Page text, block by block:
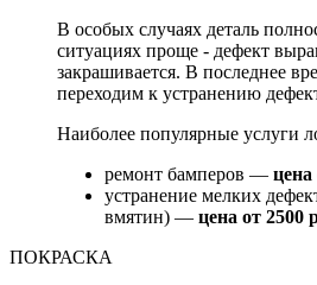
В особых случаях деталь
ситуациях проще - дефект
закрашивается. В последнее
переходим к устранению
Наиболее популярные услуги
ремонт бамперов — цена
устранение мелких
вмятин) — цена от 2500
ПОКРАСКА